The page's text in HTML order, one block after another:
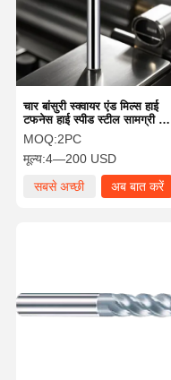
चार बांसुरी स्क्वायर एंड मिल्स हाई
टफनेस हाई स्पीड स्टील सामग्री के
साथ
MOQ:2PC
मूल्य:4—200 USD
सबसे अच्छी
अब बात करें